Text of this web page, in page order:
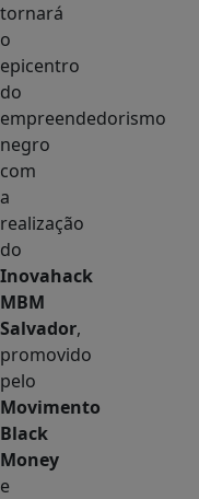
tornará
o
epicentro
do
empreendedorismo
negro
com
a
realização
do
Inovahack
MBM
Salvador,
promovido
pelo
Movimento
Black
Money
e